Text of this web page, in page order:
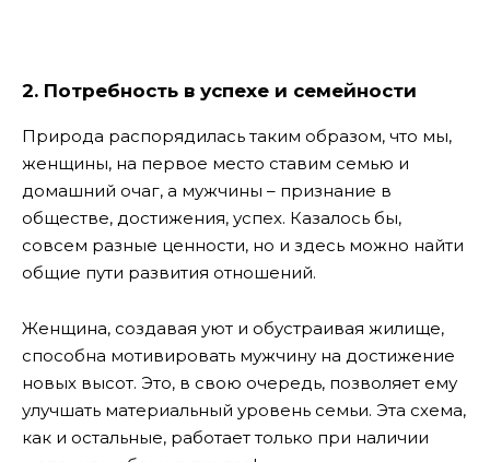
2. Потребность в успехе и семейности
Природа распорядилась таким образом, что мы,
женщины, на первое место ставим семью и
домашний очаг, а мужчины – признание в
обществе, достижения, успех. Казалось бы,
совсем разные ценности, но и здесь можно найти
общие пути развития отношений.
Женщина, создавая уют и обустраивая жилище,
способна мотивировать мужчину на достижение
новых высот. Это, в свою очередь, позволяет ему
улучшать материальный уровень семьи. Эта схема,
как и остальные, работает только при наличии